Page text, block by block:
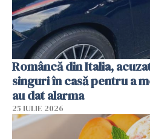
Româncă din Italia,
singuri în casă pentru a
au dat alarma
25 IULIE 2026